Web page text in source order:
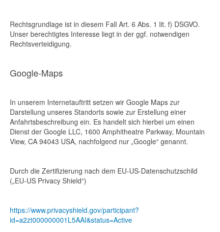
Rechtsgrundlage ist in diesem Fall Art. 6 Abs. 1 lit. f) DSGVO.
Unser berechtigtes Interesse liegt in der ggf. notwendigen
Rechtsverteidigung.
Google-Maps
In unserem Internetauftritt setzen wir Google Maps zur
Darstellung unseres Standorts sowie zur Erstellung einer
Anfahrtsbeschreibung ein. Es handelt sich hierbei um einen
Dienst der Google LLC, 1600 Amphitheatre Parkway, Mountain
View, CA 94043 USA, nachfolgend nur „Google“ genannt.
Durch die Zertifizierung nach dem EU-US-Datenschutzschild
(„EU-US Privacy Shield“)
https://www.privacyshield.gov/participant?
id=a2zt000000001L5AAI&status=Active